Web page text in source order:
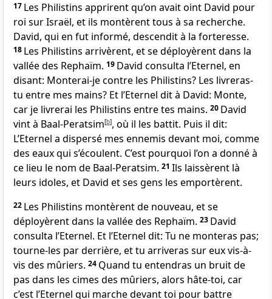
17 Les Philistins apprirent qu’on avait oint David pour
roi sur Israël, et ils montèrent tous à sa recherche.
David, qui en fut informé, descendit à la forteresse.
18 Les Philistins arrivèrent, et se déployèrent dans la
vallée des Rephaïm. 19 David consulta l’Eternel, en
disant: Monterai-je contre les Philistins? Les livreras-
tu entre mes mains? Et l’Eternel dit à David: Monte,
car je livrerai les Philistins entre tes mains. 20 David
vint à Baal-Peratsim[b], où il les battit. Puis il dit:
L’Eternel a dispersé mes ennemis devant moi, comme
des eaux qui s’écoulent. C’est pourquoi l’on a donné à
ce lieu le nom de Baal-Peratsim. 21 Ils laissèrent là
leurs idoles, et David et ses gens les emportèrent.
22 Les Philistins montèrent de nouveau, et se
déployèrent dans la vallée des Rephaïm. 23 David
consulta l’Eternel. Et l’Eternel dit: Tu ne monteras pas;
tourne-les par derrière, et tu arriveras sur eux vis-à-
vis des mûriers. 24 Quand tu entendras un bruit de
pas dans les cimes des mûriers, alors hâte-toi, car
c’est l’Eternel qui marche devant toi pour battre